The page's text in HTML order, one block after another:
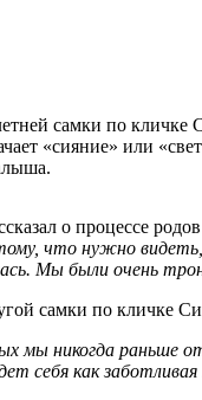
самки по кличке
«сияние» или
о процессе
что нужно
Мы были очень
самки по кличке
мы никогда
как заботливая